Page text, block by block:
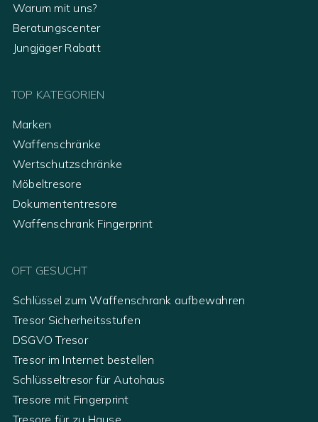
Warum mit uns?
Beratungscenter
Jungjäger Rabatt
TOP KATEGORIEN
Marken
Waffenschränke
Wertschutzschränke
Möbeltresore
Dokumententresore
Waffenschrank Fingerprint
OFT GESUCHT
Schlüssel zum Waffenschrank aufbewahren
Tresor Sicherheitsstufen
DSGVO Tresor
Tresor im Internet bestellen
Schlüsseltresor für Autohaus
Tresore mit Fingerprint